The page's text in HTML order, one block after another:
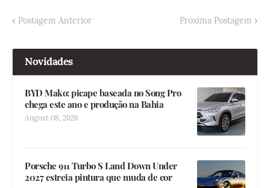
Postagem Anterior Próxima Postagem
Novidades
BYD Mako: picape baseada no Song Pro
chega este ano e produção na Bahia
August 08, 2026
Porsche 911 Turbo S Land Down Under
2027 estreia pintura que muda de cor